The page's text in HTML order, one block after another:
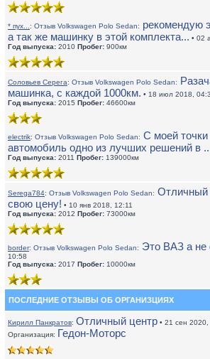
* пух... : Отзыв Volkswagen Polo Sedan: рекомендую
а так же машинку в этой комплекта... • 02
Год выпуска: 2010 Пробег: 900км
Соловьев Серега: Отзыв Volkswagen Polo Sedan:
машинка, с каждой 1000км. • 18 июл 2018,
Год выпуска: 2015 Пробег: 46600км
electrik: Отзыв Volkswagen Polo Sedan: С моей
автомобиль одно из лучших решений в
Год выпуска: 2011 Пробег: 139000км
Serega784: Отзыв Volkswagen Polo Sedan: Отличный
свою цену! • 10 янв 2018, 12:11
Год выпуска: 2012 Пробег: 73000км
border: Отзыв Volkswagen Polo Sedan: Это ВАЗ а не
10:58
Год выпуска: 2017 Пробег: 10000км
ПОСЛЕДНИЕ ОТЗЫВЫ ОБ ОРГАНИЗЦИЯХ
Кирилл Панкратов: Отличный центр • 21 сен 2020,
Организация: Гедон-Моторс